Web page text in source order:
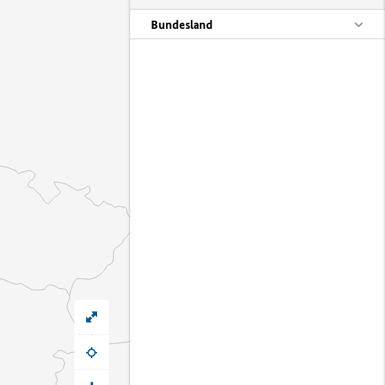
Bundesland